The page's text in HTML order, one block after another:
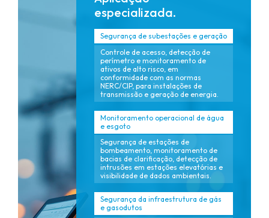
especializada.
Segurança de subestações e geração
Controle de acesso, detecção de
perímetro e monitoramento de
ativos de alto risco, em
conformidade com as normas
NERC/CIP, para instalações de
transmissão e geração de energia.
Monitoramento operacional de água
e esgoto
Segurança de estações de
bombeamento, monitoramento de
bacias de clarificação, detecção de
intrusões em estações elevatórias e
visibilidade de dados ambientais.
Segurança da infraestrutura de gás
e gasodutos